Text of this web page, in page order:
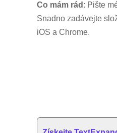
Co mám rád : Pište
Snadno zadávejte
iOS a Chrome.